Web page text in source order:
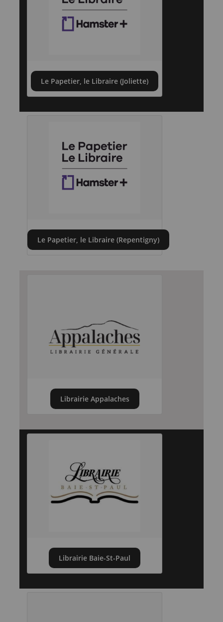
Le Papetier, le Libraire (Joliette)
Le Papetier, le Libraire (Repentigny)
Librairie Appalaches
Librairie Baie-St-Paul